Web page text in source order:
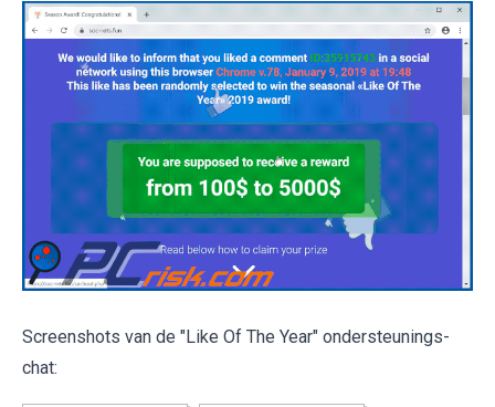
Screenshots van de "Like Of The Year" ondersteunings-
chat: